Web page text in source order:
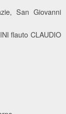
San Giovanni
flauto CLAUDIO